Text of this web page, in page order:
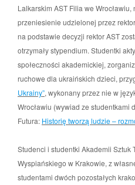
Lalkarskim AST Filia we
przeniesienie udzielonej przez
na podstawie decyzji rektor AST
otrzymały stypendium. Studentki
społeczności akademickiej,
ruchowe dla ukraińskich dzieci,
Ukrainy”, wykonany przez nie w
Wrocławiu (wywiad ze studentkami
Futura: Historię tworzą ludzie –
Studenci i studentki Akademii Sztuk
Wyspiańskiego w Krakowie, z
studentami dwóch pozostałych